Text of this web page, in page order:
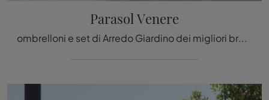
Parasol Venere
ombrelloni e set di Arredo Giardino dei migliori brand: ottieni informazioni sul modello Parasol Venere di Talenti, clicca subito!